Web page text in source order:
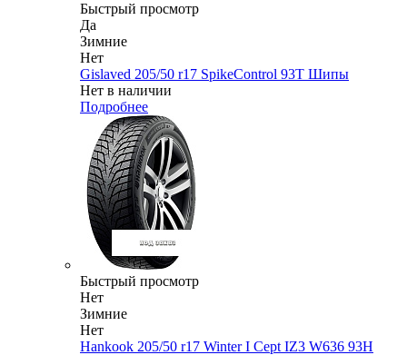
Быстрый просмотр
Да
Зимние
Нет
Gislaved 205/50 r17 SpikeControl 93T Шипы
Нет в наличии
Подробнее
Быстрый просмотр
Нет
Зимние
Нет
Hankook 205/50 r17 Winter I Cept IZ3 W636 93H